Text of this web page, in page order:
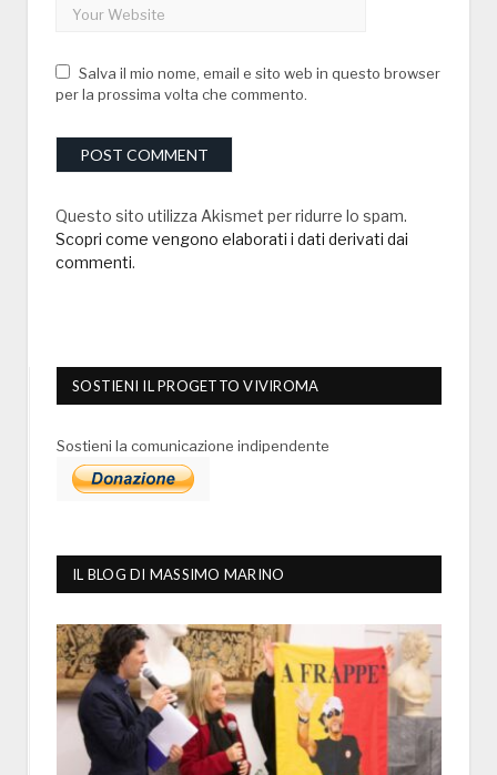
Salva il mio nome, email e sito web in questo browser
per la prossima volta che commento.
Questo sito utilizza Akismet per ridurre lo spam.
Scopri come vengono elaborati i dati derivati dai
commenti.
SOSTIENI IL PROGETTO VIVIROMA
Sostieni la comunicazione indipendente
IL BLOG DI MASSIMO MARINO